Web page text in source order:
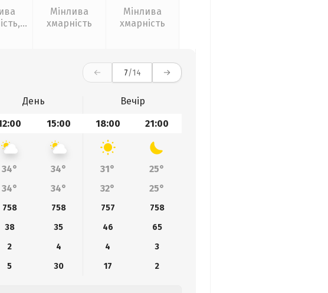
Мінлива
хмарність
Мінлива
хмарність
7/14
День
Вечір
15:00 18:00 21:00
34° 34° 31°
25°
34° 34° 32° 25°
758 758 757
758
38 35 46
65
2 4 4
3
5 30 17 2